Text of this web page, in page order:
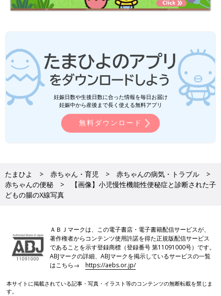
妊娠日数や生後日数に合った情報を毎日お届け
妊娠中から産後まで長く使える無料アプリ
無料ダウンロード
たまひよ 赤ちゃん・育児
赤ちゃんの病気・トラブル
赤ちゃんの便秘
【画像】小児慢性機能性便秘症と診断された子
どもの腸のX線写真
ＡＢＪマークは、この電子書店・電子書籍配信サービスが、
著作権者からコンテンツ使用許諾を得た正規版配信サービス
であることを示す登録商標（登録番号 第11091000号）です。
ABJマークの詳細、ABJマークを掲示しているサービスの一覧
はこちら→https://aebs.or.jp/
本サイトに掲載されている記事・写真・イラスト等のコンテンツの無断転載を禁じま
す。